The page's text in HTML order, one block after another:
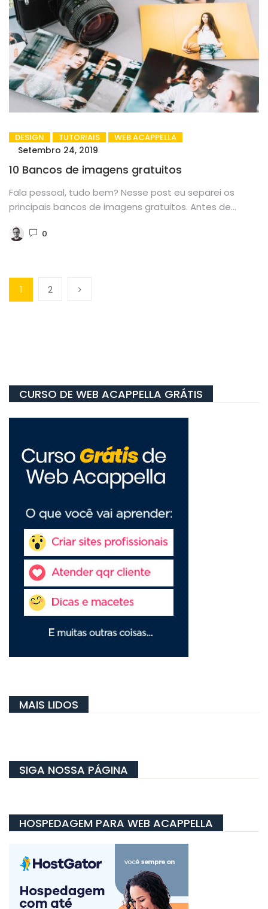
DESIGN TUTORIAIS WEB ACAPPELLA
Setembro 24, 2019
10 Bancos de imagens gratuitos
Fala pessoal, tudo bem? Nesse post eu separei os
principais bancos de imagens gratuitos. Antes de
0
1 2
CURSO DE WEB ACAPPELLA GRÁTIS
MAIS LIDOS
SIGA NOSSA PÁGINA
HOSPEDAGEM PARA WEB ACAPPELLA